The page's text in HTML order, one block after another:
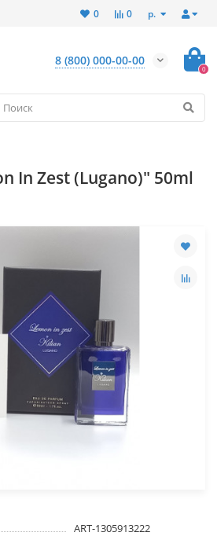
р.
0
0
8 (800) 000-00-00
0
In Zest (Lugano)" 50ml
ART-1305913222